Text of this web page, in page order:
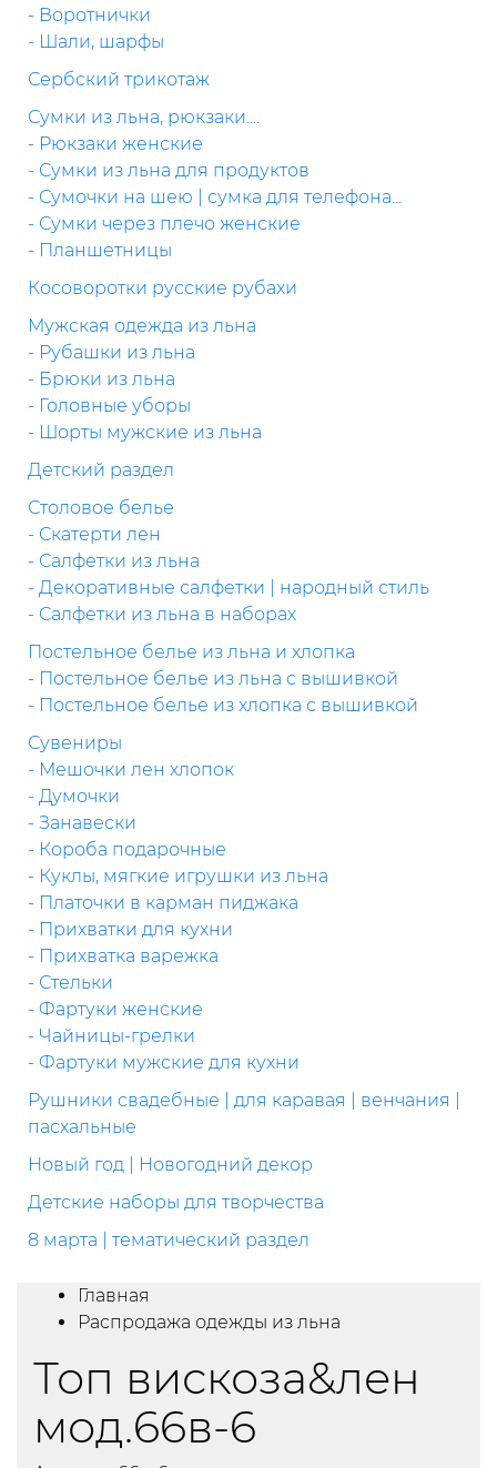
- Воротнички
- Шали, шарфы
Сербский трикотаж
Сумки из льна, рюкзаки....
- Рюкзаки женские
- Сумки из льна для продуктов
- Сумочки на шею | сумка для телефона...
- Сумки через плечо женские
- Планшетницы
Косоворотки русские рубахи
Мужская одежда из льна
- Рубашки из льна
- Брюки из льна
- Головные уборы
- Шорты мужские из льна
Детский раздел
Столовое белье
- Скатерти лен
- Салфетки из льна
- Декоративные салфетки | народный стиль
- Салфетки из льна в наборах
Постельное белье из льна и хлопка
- Постельное белье из льна с вышивкой
- Постельное белье из хлопка с вышивкой
Сувениры
- Мешочки лен хлопок
- Думочки
- Занавески
- Короба подарочные
- Куклы, мягкие игрушки из льна
- Платочки в карман пиджака
- Прихватки для кухни
- Прихватка варежка
- Стельки
- Фартуки женские
- Чайницы-грелки
- Фартуки мужские для кухни
Рушники свадебные | для каравая | венчания |
пасхальные
Новый год | Новогодний декор
Детские наборы для творчества
8 марта | тематический раздел
Главная
Распродажа одежды из льна
Топ вискоза&лен
мод.66в-6